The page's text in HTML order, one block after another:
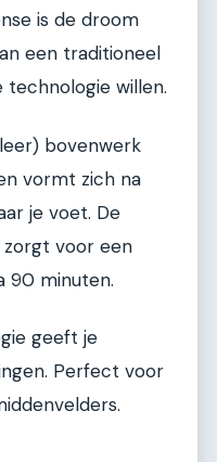
is de droom
een traditioneel
willen.
bovenwerk
vormt zich na
je voet. De
voor een
90 minuten.
geeft je
Perfect voor